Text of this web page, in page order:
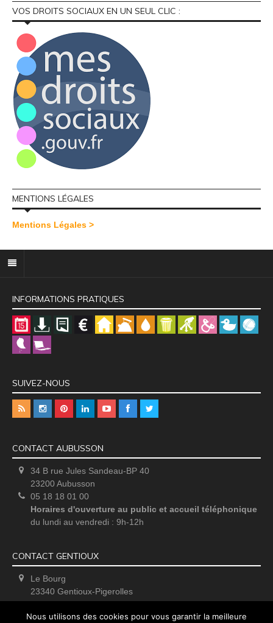
VOS DROITS SOCIAUX EN UN SEUL CLIC :
MENTIONS LÉGALES
Mentions Légales >
INFORMATIONS PRATIQUES
SUIVEZ-NOUS
CONTACT AUBUSSON
34 B rue Jules Sandeau-BP 40
23200 Aubusson
05 18 18 01 00
Horaires d'ouverture au public et accueil téléphonique
du lundi au vendredi : 9h-12h
CONTACT GENTIOUX
Le Bourg
23340 Gentioux-Pigerolles
Nous utilisons des cookies pour vous garantir la meilleure